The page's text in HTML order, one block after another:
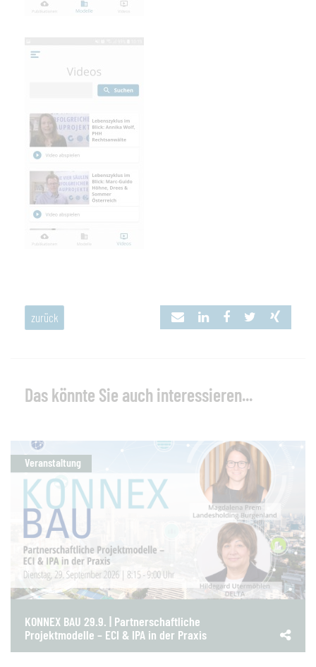
zurück
Das könnte Sie auch interessieren...
Veranstaltung
KONNEX BAU 29.9. | Partnerschaftliche
Projektmodelle – ECI & IPA in der Praxis